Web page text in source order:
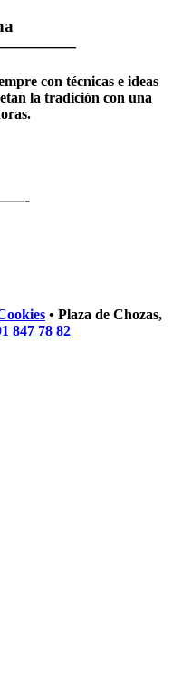
con técnicas e ideas
la tradición con una
• Plaza de Chozas,
847 78 82